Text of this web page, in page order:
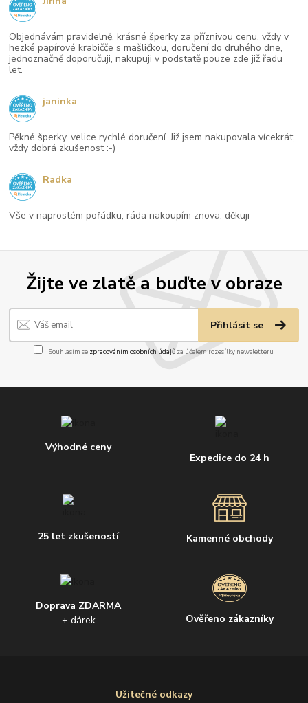
Žijte ve zlatě a buďte v obraze
Přihlásit se
Souhlasím se zpracováním osobních údajůza účelem rozesílky newsletteru.
Výhodné ceny
Expedice do 24 h
25 let zkušeností Kamenné obchody
Doprava ZDARMA
+ dárek
Ověřeno zákazníky
Užitečné odkazy
Objednávám pravidelně, krásné šperky za příznivou cenu, vždy v
hezké papírové krabičče s mašličkou, doručení do druhého dne,
jednoznačně doporučuji, nakupuji v podstatě pouze zde již řadu
let.
Pěkné šperky, velice rychlé doručení. Již jsem nakupovala vícekrát,
vždy dobrá zkušenost :-)
janinka
Vše v naprostém pořádku, ráda nakoupím znova. děkuji
Radka